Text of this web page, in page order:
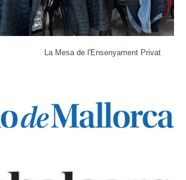
l'Ensenyament Privat